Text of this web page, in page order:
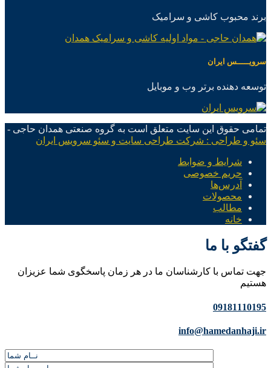
برند محبوب کاشی و سرامیک
سرویـــــس ایران
توسعه دهنده برتر وب و موبایل
تمامی حقوق این سایت متعلق است به گروه صنعتی همدان حاجی -
سئو و طراحی : شرکت طراحی سایت و سئو سرویس ایران
شرایط و ضوابط
حریم خصوصی
آدرس‌ها
محصولات
مطالب
خانه
گفتگو با ما
جهت تماس با کارشناسان ما در هر زمان پاسخگوی شما عزیزان
هستیم
09181110195
info@hamedanhaji.ir